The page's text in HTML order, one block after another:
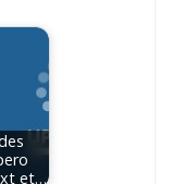
et…